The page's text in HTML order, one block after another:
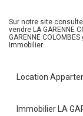
Sur notre site
vendre LA GARENNE
GARENNE
Immobilier.
Location
Immobilier LA